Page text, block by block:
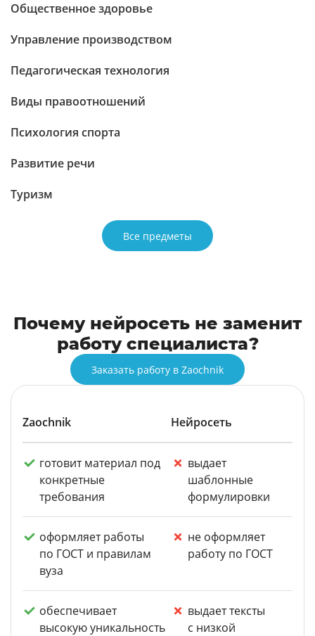
Общественное здоровье
Управление производством
Педагогическая технология
Виды правоотношений
Психология спорта
Развитие речи
Туризм
Все предметы
Почему нейросеть не заменит
работу специалиста?
Заказать работу в Zaochnik
Zaochnik Нейросеть
готовит материал под
конкретные
требования
выдает
шаблонные
формулировки
оформляет работы
по ГОСТ и правилам
вуза
не оформляет
работу по ГОСТ
обеспечивает
высокую уникальность
выдает тексты
с низкой